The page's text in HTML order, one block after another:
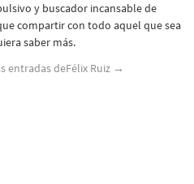
y buscador incansable de
compartir con todo aquel que sea
saber más.
entradas deFélix Ruiz →